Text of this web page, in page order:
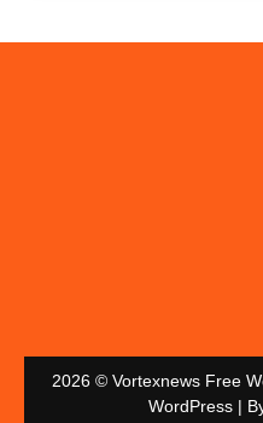
2026 © Vortexnews Free
WordPress |